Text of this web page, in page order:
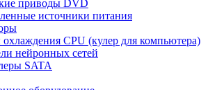
приводы DVD
источники питания
CPU (кулер для компьютера)
нейронных сетей
SATA